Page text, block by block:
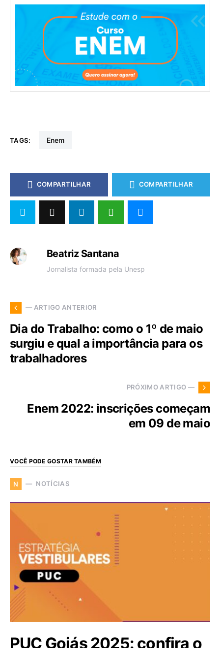
TAGS: enem
COMPARTILHAR COMPARTILHAR
Beatriz Santana
Jornalista formada pela Unesp
— ARTIGO ANTERIOR
Dia do Trabalho: como o 1º de maio
surgiu e qual a importância para os
trabalhadores
PRÓXIMO ARTIGO —
Enem 2022: inscrições começam
em 09 de maio
VOCÊ PODE GOSTAR TAMBÉM
N NOTÍCIAS
PUC Goiás 2025: confira o